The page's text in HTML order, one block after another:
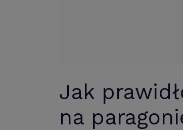
Jak
na